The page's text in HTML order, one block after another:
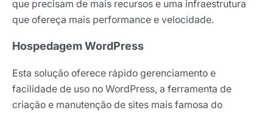
que precisam de mais recursos e uma infraestrutura
que ofereça mais performance e velocidade.
Hospedagem WordPress
Esta solução oferece rápido gerenciamento e
facilidade de uso no WordPress, a ferramenta de
criação e manutenção de sites mais famosa do